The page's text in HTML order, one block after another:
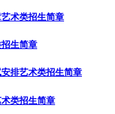
艺术类招生简章
生简章
排艺术类招生简章
类招生简章